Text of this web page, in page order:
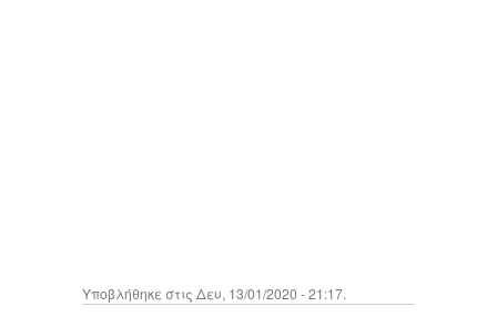
Υποβλήθηκε στις Δευ, 13/01/2020 - 21:17.